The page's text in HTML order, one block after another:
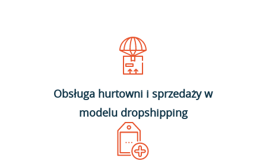
Obsługa hurtowni i sprzedaży w
modelu dropshipping